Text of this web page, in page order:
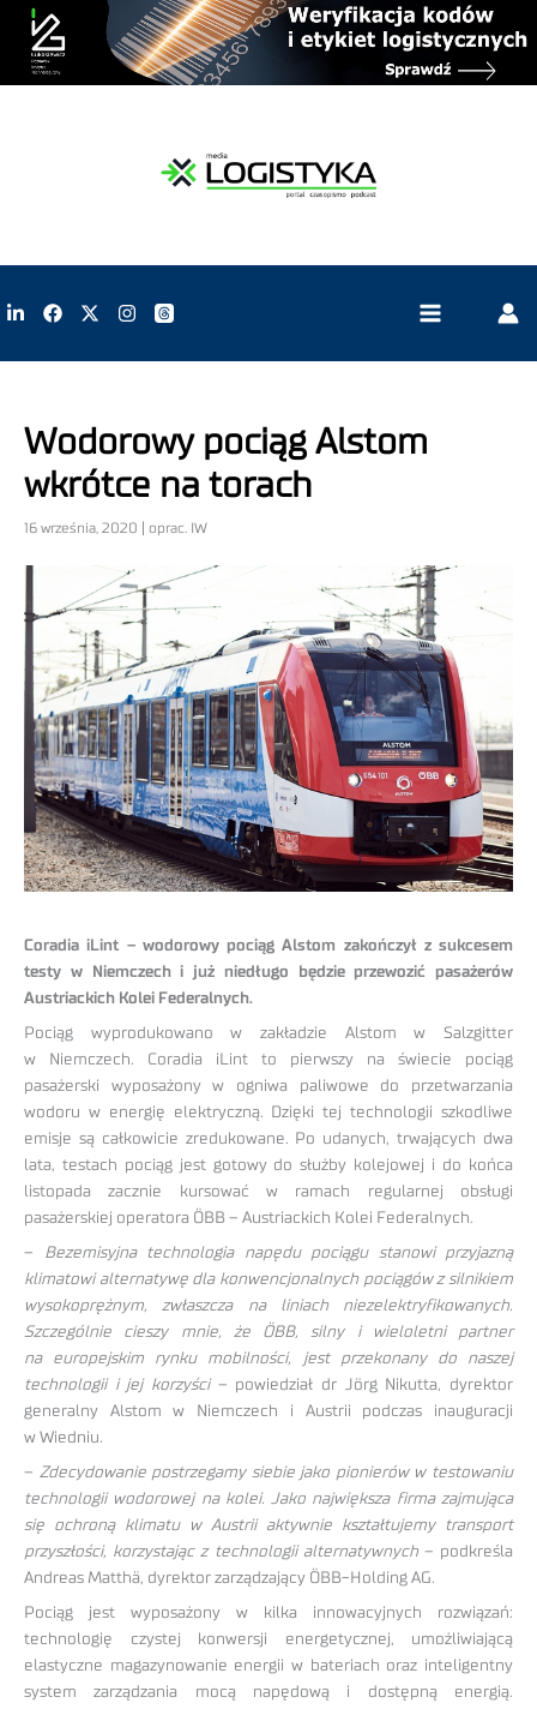
Wodorowy pociąg Alstom
wkrótce na torach
16 września, 2020 | oprac. IW
Coradia iLint – wodorowy pociąg Alstom zakończył z sukcesem
testy w Niemczech i już niedługo będzie przewozić pasażerów
Austriackich Kolei Federalnych.
Pociąg wyprodukowano w zakładzie Alstom w Salzgitter
w Niemczech. Coradia iLint to pierwszy na świecie pociąg
pasażerski wyposażony w ogniwa paliwowe do przetwarzania
wodoru w energię elektryczną. Dzięki tej technologii szkodliwe
emisje są całkowicie zredukowane. Po udanych, trwających dwa
lata, testach pociąg jest gotowy do służby kolejowej i do końca
listopada zacznie kursować w ramach regularnej obsługi
pasażerskiej operatora ÖBB – Austriackich Kolei Federalnych.
–
Bezemisyjna technologia napędu pociągu stanowi przyjazną
klimatowi alternatywę dla konwencjonalnych pociągów z silnikiem
wysokoprężnym, zwłaszcza na liniach niezelektryfikowanych.
Szczególnie cieszy mnie, że ÖBB, silny i wieloletni partner
na europejskim rynku mobilności, jest przekonany do naszej
technologii i jej korzyści– powiedział dr Jörg Nikutta, dyrektor
generalny Alstom w Niemczech i Austrii podczas inauguracji
w Wiedniu.
– Zdecydowanie postrzegamy siebie jako pionierów w testowaniu
technologii wodorowej na kolei. Jako największa firma zajmująca
się ochroną klimatu w Austrii aktywnie kształtujemy transport
przyszłości, korzystając z technologii alternatywnych– podkreśla
Andreas Matthä, dyrektor zarządzający ÖBB-Holding AG.
Pociąg jest wyposażony w kilka innowacyjnych rozwiązań:
technologię czystej konwersji energetycznej, umożliwiającą
elastyczne magazynowanie energii w bateriach oraz inteligentny
system zarządzania mocą napędową i dostępną energią.